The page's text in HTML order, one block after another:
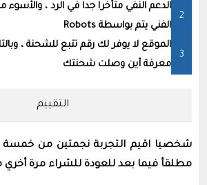
الدعم النفي متأخرا جدا في الرد ،
الفني يتم بواسطة Robots
الموقع لا يوفر لك رقم تتبع للشحنة ،
معرفة أين وصلت شحنتك
التقييم
شخصيا اقيم التجربة نجمتين من خمسة
مطلقأ فيما بعد للعودة للشراء مرة أخري